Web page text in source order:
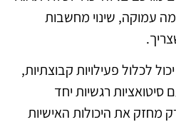
עמוקה, שינוי מחשבות
לכלול פעילויות קבוצתיות,
רגשיות יחד
מחזק את היכולות האישיות